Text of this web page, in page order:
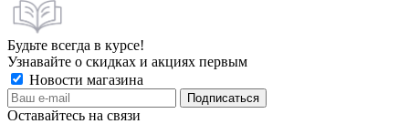
Будьте всегда в курсе!
Узнавайте о скидках и акциях первым
Новости магазина
Оставайтесь на связи